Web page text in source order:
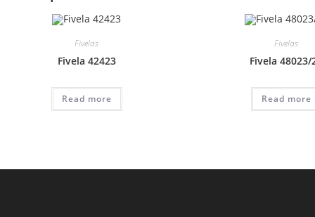
Fivelas
Fivela 42423
Read more
Fivelas
Fivela 48023/
Read more